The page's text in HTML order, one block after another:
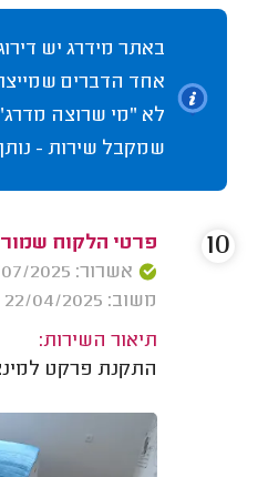
באתר מידרג יש
אחד הדברים
לא "מי שרוצה
שמקבל שירות - נותן
פרטי הלקוח
אשרור: 21/07/2025
משוב: 22/04/2025
תיאור השירות:
התקנת פרקט
10